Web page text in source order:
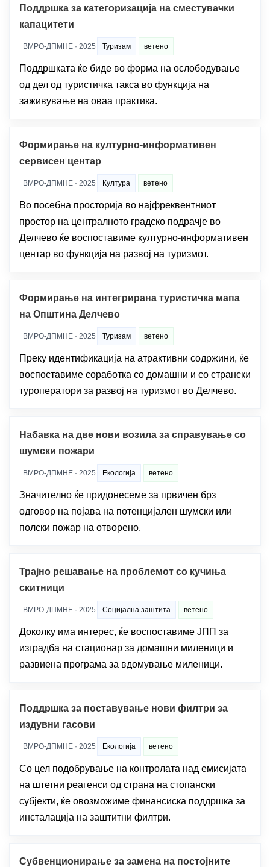
Поддршка за категоризација на сместувачки
капацитети
ВМРО-ДПМНЕ · 2025 Туризам ветено
Поддршката ќе биде во форма на ослободување
од дел од туристичка такса во функција на
заживување на оваа практика.
Формирање на културно-информативен
сервисен центар
ВМРО-ДПМНЕ · 2025 Култура ветено
Во посебна просторија во најфреквентниот
простор на централното градско подрачје во
Делчево ќе воспоставиме културно-информативен
центар во функција на развој на туризмот.
Формирање на интегрирана туристичка мапа
на Општина Делчево
ВМРО-ДПМНЕ · 2025 Туризам ветено
Преку идентификација на атрактивни содржини, ќе
воспоставиме соработка со домашни и со странски
туроператори за развој на туризмот во Делчево.
Набавка на две нови возила за справување со
шумски пожари
ВМРО-ДПМНЕ · 2025 Екологија ветено
Значително ќе придонесеме за првичен брз
одговор на појава на потенцијален шумски или
полски пожар на отворено.
Трајно решавање на проблемот со кучиња
скитници
ВМРО-ДПМНЕ · 2025 Социјална заштита ветено
Доколку има интерес, ќе воспоставиме ЈПП за
изградба на стационар за домашни миленици и
развиена програма за вдомување миленици.
Поддршка за поставување нови филтри за
издувни гасови
ВМРО-ДПМНЕ · 2025 Екологија ветено
Со цел подобрување на контролата над емисијата
на штетни реагенси од страна на стопански
субјекти, ќе овозможиме финансиска поддршка за
инсталација на заштитни филтри.
Субвенционирање за замена на постојните